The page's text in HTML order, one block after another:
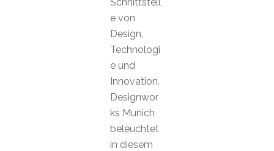
e von
Design,
Technologi
e und
Innovation.
Designwor
ks Munich
beleuchtet
in diesem